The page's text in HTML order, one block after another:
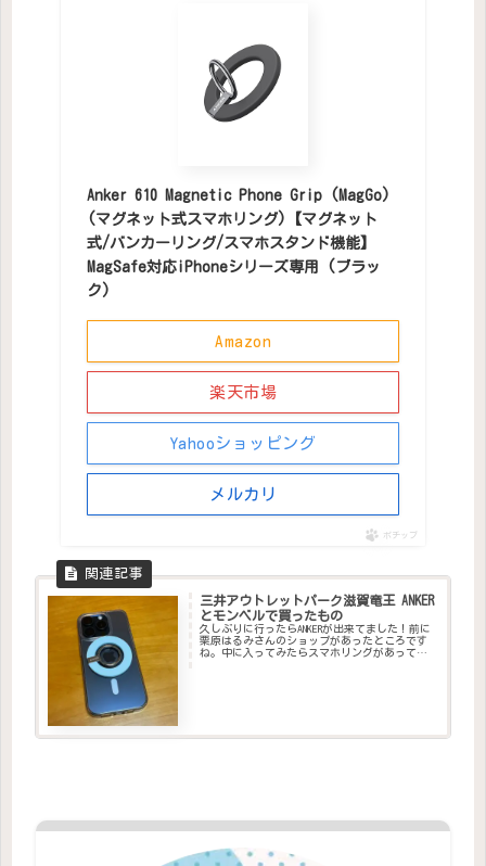
Anker 610 Magnetic Phone Grip (MagGo)
(マグネット式スマホリング)【マグネット
式/バンカーリング/スマホスタンド機能】
MagSafe対応iPhoneシリーズ専用 (ブラッ
ク)
Amazon
楽天市場
Yahooショッピング
メルカリ
ポチップ
三井アウトレットパーク滋賀竜王 ANKER
とモンベルで買ったもの
久しぶりに行ったらANKERが出来てました！前に
栗原はるみさんのショップがあったところです
ね。中に入ってみたらスマホリングがあって、